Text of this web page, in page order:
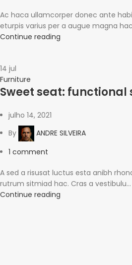
Ac haca ullamcorper donec ante
eturpis varius per a augue magna
Continue reading
14 jul
Furniture
Sweet seat: functional
julho 14, 2021
By
ANDRE SILVEIRA
1 comment
A sed a risusat luctus esta anibh
rutrum sitmiad hac. Cras a vestibulu...
Continue reading